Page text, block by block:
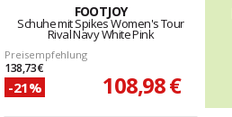
FOOTJOY
Schuhe mit Spikes Women's Tour
Rival Navy White Pink
Preisempfehlung
138,73 €
-21% 108,98 €